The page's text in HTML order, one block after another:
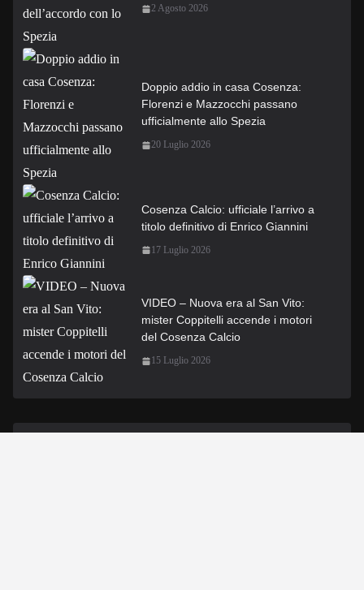
2 Agosto 2026
Doppio addio in casa Cosenza:
Florenzi e Mazzocchi passano
ufficialmente allo Spezia
20 Luglio 2026
Cosenza Calcio: ufficiale l’arrivo a
titolo definitivo di Enrico Giannini
17 Luglio 2026
VIDEO – Nuova era al San Vito:
mister Coppitelli accende i motori
del Cosenza Calcio
15 Luglio 2026